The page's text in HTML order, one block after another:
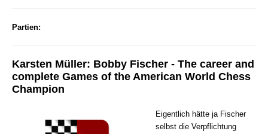
Partien:
Karsten Müller: Bobby Fischer - The career and
complete Games of the American World Chess
Champion
Eigentlich hätte ja Fischer
selbst die Verpflichtung